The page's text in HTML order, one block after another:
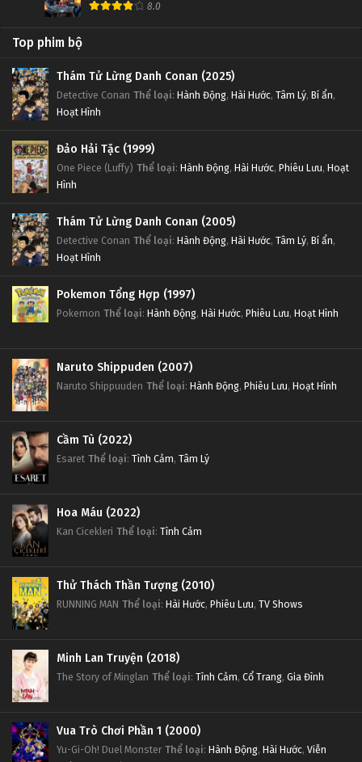
8.0
Top phim bộ
Thám Tử Lừng Danh Conan (2025)
Detective Conan Thể loại: Hành Động, Hài Hước, Tâm Lý, Bí ẩn,
Hoạt Hình
Đảo Hải Tặc (1999)
One Piece (Luffy) Thể loại: Hành Động, Hài Hước, Phiêu Lưu, Hoạt
Hình
Thám Tử Lừng Danh Conan (2005)
Detective Conan Thể loại: Hành Động, Hài Hước, Tâm Lý, Bí ẩn,
Hoạt Hình
Pokemon Tổng Hợp (1997)
Pokemon Thể loại: Hành Động, Hài Hước, Phiêu Lưu, Hoạt Hình
Naruto Shippuden (2007)
Naruto Shippuuden Thể loại: Hành Động, Phiêu Lưu, Hoạt Hình
Cầm Tù (2022)
Esaret Thể loại: Tình Cảm, Tâm Lý
Hoa Máu (2022)
Kan Cicekleri Thể loại: Tình Cảm
Thử Thách Thần Tượng (2010)
RUNNING MAN Thể loại: Hài Hước, Phiêu Lưu, TV Shows
Minh Lan Truyện (2018)
The Story of Minglan Thể loại: Tình Cảm, Cổ Trang, Gia Đình
Vua Trò Chơi Phần 1 (2000)
Yu-Gi-Oh! Duel Monster Thể loại: Hành Động, Hài Hước, Viễn